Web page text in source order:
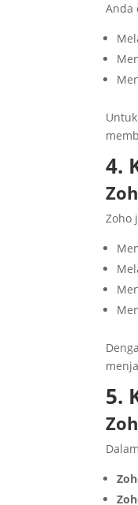
Anda
4.
Zoho
5.